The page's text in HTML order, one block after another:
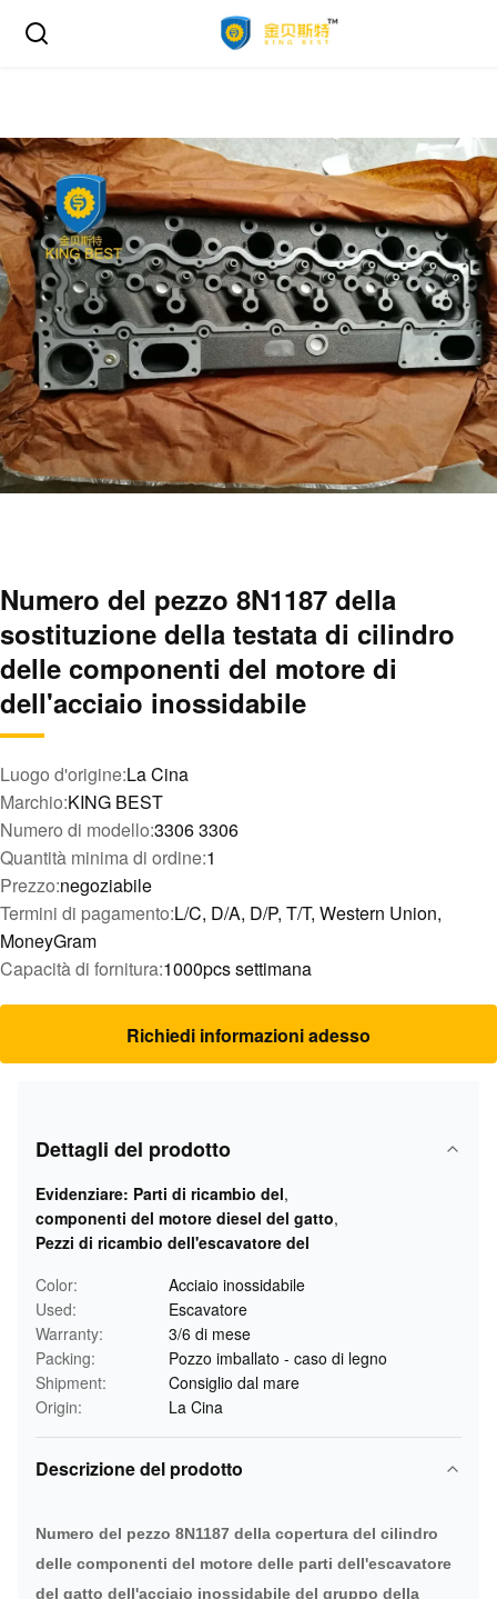
Numero del pezzo 8N1187 della
sostituzione della testata di cilindro
delle componenti del motore di
dell'acciaio inossidabile
Luogo d'origine:La Cina
Marchio:KING BEST
Numero di modello:3306 3306
Quantità minima di ordine:1
Prezzo:negoziabile
Termini di pagamento:L/C, D/A, D/P, T/T, Western Union,
MoneyGram
Capacità di fornitura:1000pcs settimana
Richiedi informazioni adesso
Dettagli del prodotto
Evidenziare: Parti di ricambio del,
componenti del motore diesel del gatto,
Pezzi di ricambio dell'escavatore del
Color:
Acciaio inossidabile
Used:
Escavatore
Warranty:
3/6 di mese
Packing:
Pozzo imballato - caso di legno
Shipment:
Consiglio dal mare
Origin:
La Cina
Descrizione del prodotto
Numero del pezzo 8N1187 della copertura del cilindro
delle componenti del motore delle parti dell'escavatore
del gatto dell'acciaio inossidabile del gruppo della